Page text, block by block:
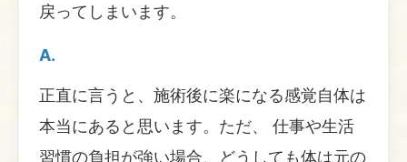
戻ってしまいます。
A.
正直に言うと、施術後に楽になる感覚自体は
本当にあると思います。ただ、 仕事や生活
習慣の負担が強い場合、どうしても体は元の